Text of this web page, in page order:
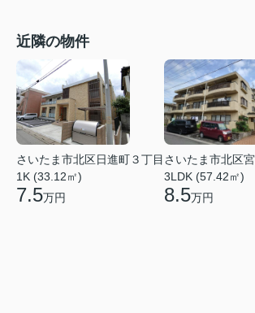
近隣の物件
さいたま市北区日進町３丁目
1K (33.12㎡)
7.5万円
さいたま市北区
3LDK (57.42㎡)
8.5万円